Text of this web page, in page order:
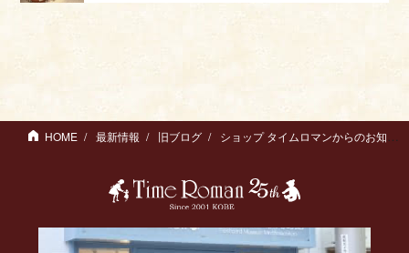
HOME 最新情報 旧ブログ ショップ タイムロマンからのお知らせ